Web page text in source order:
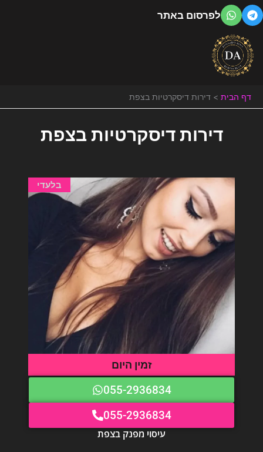
דילוג
לתוכן
לפרסום באתר
דף הבית דירות דיסקרטיות בצפת
דירות דיסקרטיות בצפת
בלעדי
זמין היום
055-2936834
055-2936834
עיסוי מפנק בצפת